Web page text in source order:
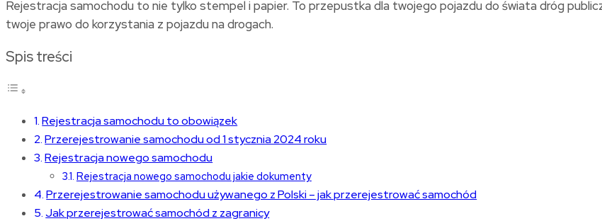
Rejestracja samochodu to nie tylko stempel i papier. To przepustka dla twojego pojazdu do świata dróg
twoje prawo do korzystania z pojazdu na drogach.
Spis treści
Rejestracja samochodu to obowiązek
Przerejestrowanie samochodu od 1 stycznia 2024 roku
Rejestracja nowego samochodu
Rejestracja nowego samochodu jakie dokumenty
Przerejestrowanie samochodu używanego z Polski – jak przerejestrować samochód
Jak przerejestrować samochód z zagranicy